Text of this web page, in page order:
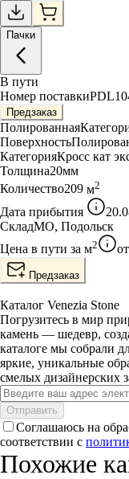
Пачки
В пути
Номер поставки
Предзаказ
Полированная
Поверхность
КатегорияКросс кат
Толщина20мм
Количество209 м2
Дата прибытия
СкладМО, Подольск
Цена в пути за м2 от
Предзаказ
Каталог Venezia Stone
Погрузитесь в мир
камень — шедевр,
каталоге мы собрали
яркие, уникальные
смелых дизайнерских
Отправить
Соглашаюсь на
соответствии с
Похожие